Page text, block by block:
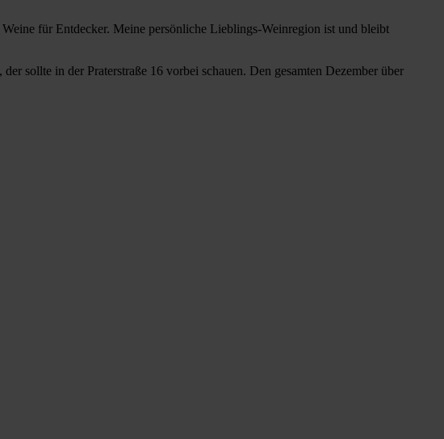
für Entdecker. Meine persönliche Lieblings-Weinregion ist und bleibt
sollte in der Praterstraße 16 vorbei schauen. Den gesamten Dezember über